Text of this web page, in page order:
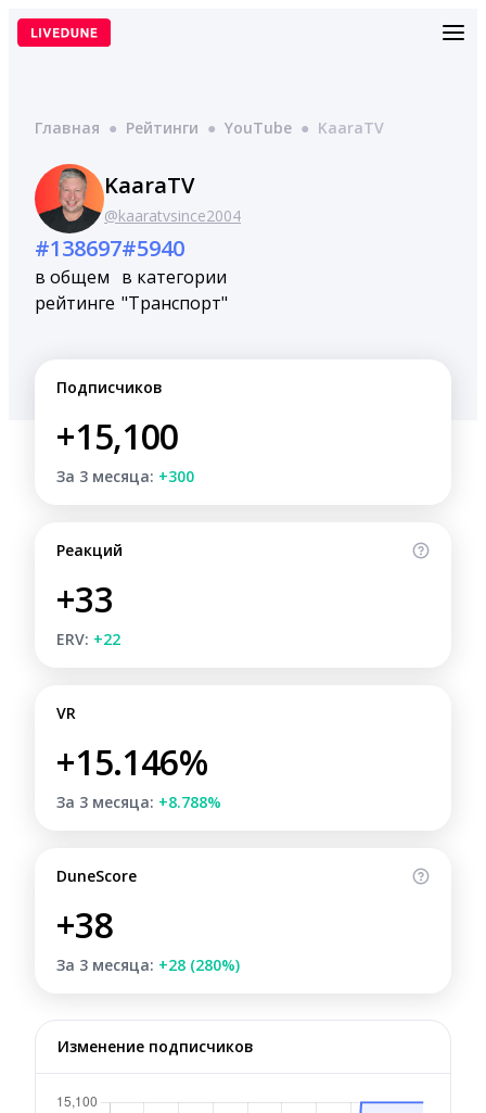
Перейти
Главная ● Рейтинги ● YouTube ● KaaraTV
KaaraTV
@kaaratvsince2004
#138697
в общем
рейтинге
#5940
в категории
"Транспорт"
Подписчиков
+15,100
За 3 месяца: +300
Реакций
+33
ERV: +22
VR
+15.146%
За 3 месяца: +8.788%
DuneScore
+38
За 3 месяца: +28 (280%)
Изменение подписчиков